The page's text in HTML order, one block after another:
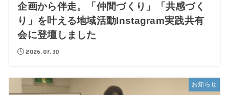
企画から伴走。「仲間づくり」「共感づく
り」を叶える地域活動Instagram実践共有
会に登壇しました
2026.07.30
お知らせ